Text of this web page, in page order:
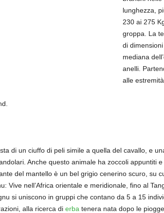
lunghezza,
230 ai 275
groppa. La
di
mediana
anelli.
alle
di un ciuffo di peli simile a quella del cavallo, e
Anche questo animale ha zoccoli appuntiti
del mantello è un bel grigio cenerino scuro, su
Vive nell’Africa orientale e meridionale, fino al
si uniscono in gruppi che contano da 5 a 15
alla ricerca di erba tenera nata dopo le